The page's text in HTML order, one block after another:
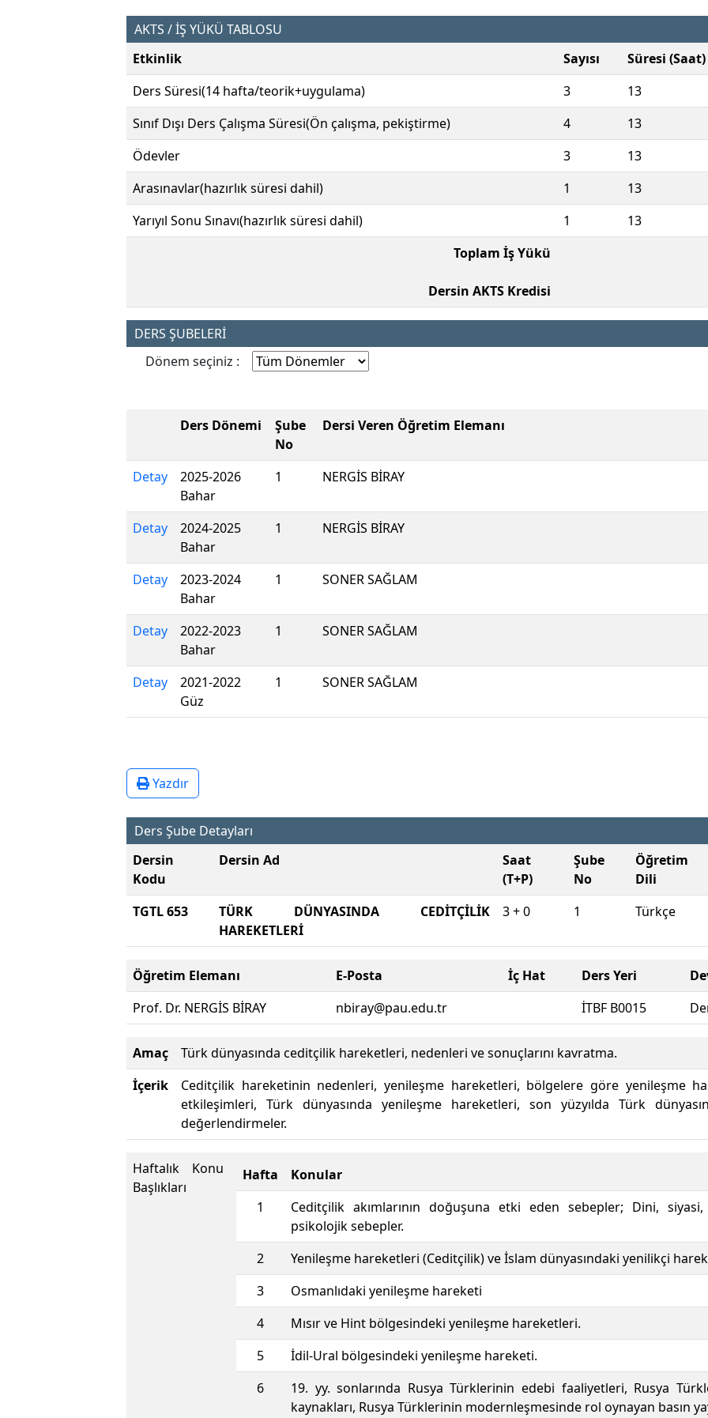
AKTS / İŞ YÜKÜ TABLOSU
Etkinlik
Sayısı Süresi (Saat)
Ders Süresi(14 hafta/teorik+uygulama)
3 13
Sınıf Dışı Ders Çalışma Süresi(Ön çalışma, pekiştirme)
4 13
Ödevler
3 13
Arasınavlar(hazırlık süresi dahil)
1 13
Yarıyıl Sonu Sınavı(hazırlık süresi dahil)
1 13
Toplam İş Yükü
Dersin AKTS Kredisi
DERS ŞUBELERİ
Dönem seçiniz :
Ders Dönemi
Şube
No
Dersi Veren Öğretim Elemanı
Detay
2025-2026
Bahar
1 NERGİS BİRAY
Detay
2024-2025
Bahar
1 NERGİS BİRAY
Detay
2023-2024
Bahar
1 SONER SAĞLAM
Detay
2022-2023
Bahar
1 SONER SAĞLAM
Detay
2021-2022
Güz
1 SONER SAĞLAM
Yazdır
Ders Şube Detayları
Dersin
Kodu
Dersin Ad
Saat
(T+P)
Şube
No
Öğretim
Dili
TGTL 653
TÜRK DÜNYASINDA CEDİTÇİLİK
HAREKETLERİ
3 + 0 1 Türkçe
Öğretim Elemanı E-Posta İç Hat Ders Yeri
Prof. Dr. NERGİS BİRAY
nbiray@pau.edu.tr İTBF B0015
Amaç
Türk dünyasında ceditçilik hareketleri, nedenleri ve sonuçlarını kavratma.
İçerik
Ceditçilik hareketinin nedenleri, yenileşme hareketleri, bölgelere göre yenileşme
etkileşimleri, Türk dünyasında yenileşme hareketleri, son yüzyılda Türk
değerlendirmeler.
Haftalık Konu
Başlıkları
Hafta
Konular
1
Ceditçilik akımlarının doğuşuna etki eden sebepler; Dini,
psikolojik sebepler.
2
Yenileşme hareketleri (Ceditçilik) ve İslam dünyasındaki yenilikçi
3
Osmanlıdaki yenileşme hareketi
4
Mısır ve Hint bölgesindeki yenileşme hareketleri.
5
İdil-Ural bölgesindeki yenileşme hareketi.
6
19. yy. sonlarında Rusya Türklerinin edebi faaliyetleri, Rusya
kaynakları, Rusya Türklerinin modernleşmesinde rol oynayan basın